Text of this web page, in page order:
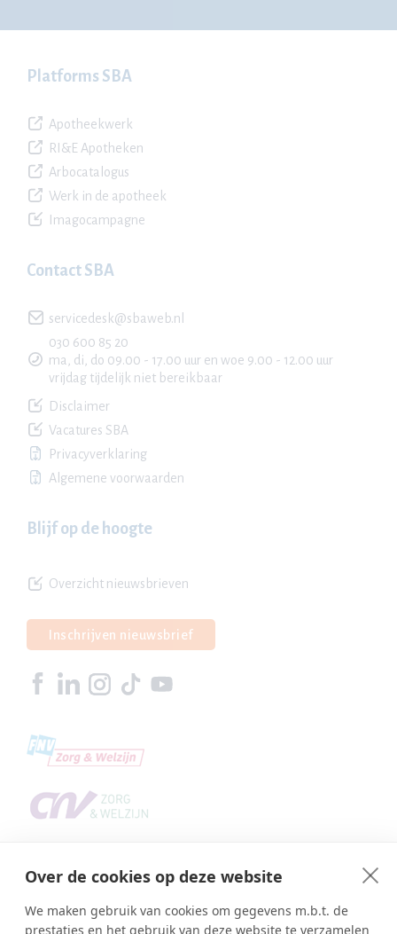
Over de cookies op deze website
We maken gebruik van cookies om gegevens m.b.t. de
prestaties en het gebruik van deze website te verzamelen
Platforms SBA
Apotheekwerk
RI&E Apotheken
Arbocatalogus
Werk in de apotheek
Imagocampagne
Contact SBA
servicedesk@sbaweb.nl
030 600 85 20
ma, di, do 09.00 - 17.00 uur en woe 9.00 - 12.00 uur
vrijdag tijdelijk niet bereikbaar
Disclaimer
Vacatures SBA
Privacyverklaring
Algemene voorwaarden
Blijf op de hoogte
Overzicht nieuwsbrieven
Inschrijven nieuwsbrief